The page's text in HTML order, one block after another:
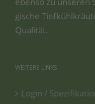
gi­sche
Qualität.
WEITERE LINKS
Login /